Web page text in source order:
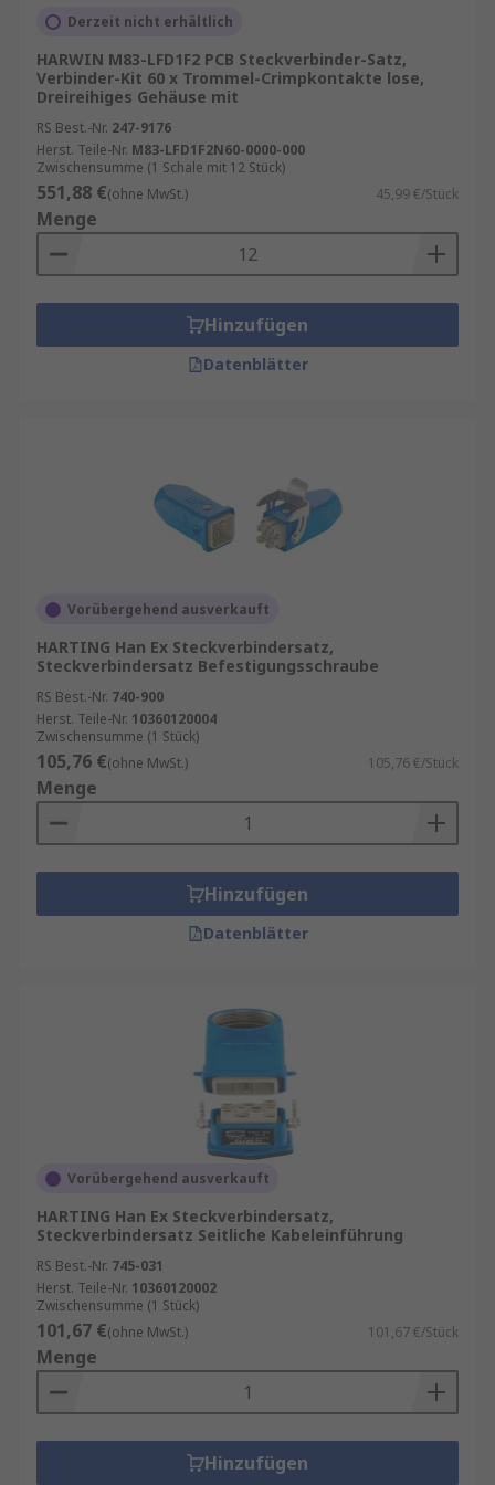
Derzeit nicht erhältlich
HARWIN M83-LFD1F2 PCB Steckverbinder-Satz,
Verbinder-Kit 60 x Trommel-Crimpkontakte lose,
Dreireihiges Gehäuse mit
RS Best.-Nr. 247-9176
Herst. Teile-Nr. M83-LFD1F2N60-0000-000
Zwischensumme (1 Schale mit 12 Stück)
551,88 €(ohne MwSt.) 45,99 €/Stück
Menge
Hinzufügen
Datenblätter
Vorübergehend ausverkauft
HARTING Han Ex Steckverbindersatz,
Steckverbindersatz Befestigungsschraube
RS Best.-Nr. 740-900
Herst. Teile-Nr. 10360120004
Zwischensumme (1 Stück)
105,76 €(ohne MwSt.) 105,76 €/Stück
Menge
Hinzufügen
Datenblätter
Vorübergehend ausverkauft
HARTING Han Ex Steckverbindersatz,
Steckverbindersatz Seitliche Kabeleinführung
RS Best.-Nr. 745-031
Herst. Teile-Nr. 10360120002
Zwischensumme (1 Stück)
101,67 €(ohne MwSt.) 101,67 €/Stück
Menge
Hinzufügen